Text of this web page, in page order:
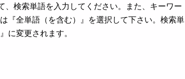
検索単語を入力してください。また、キーワー
『全単語（を含む）』を選択して下さい。検索単
に変更されます。